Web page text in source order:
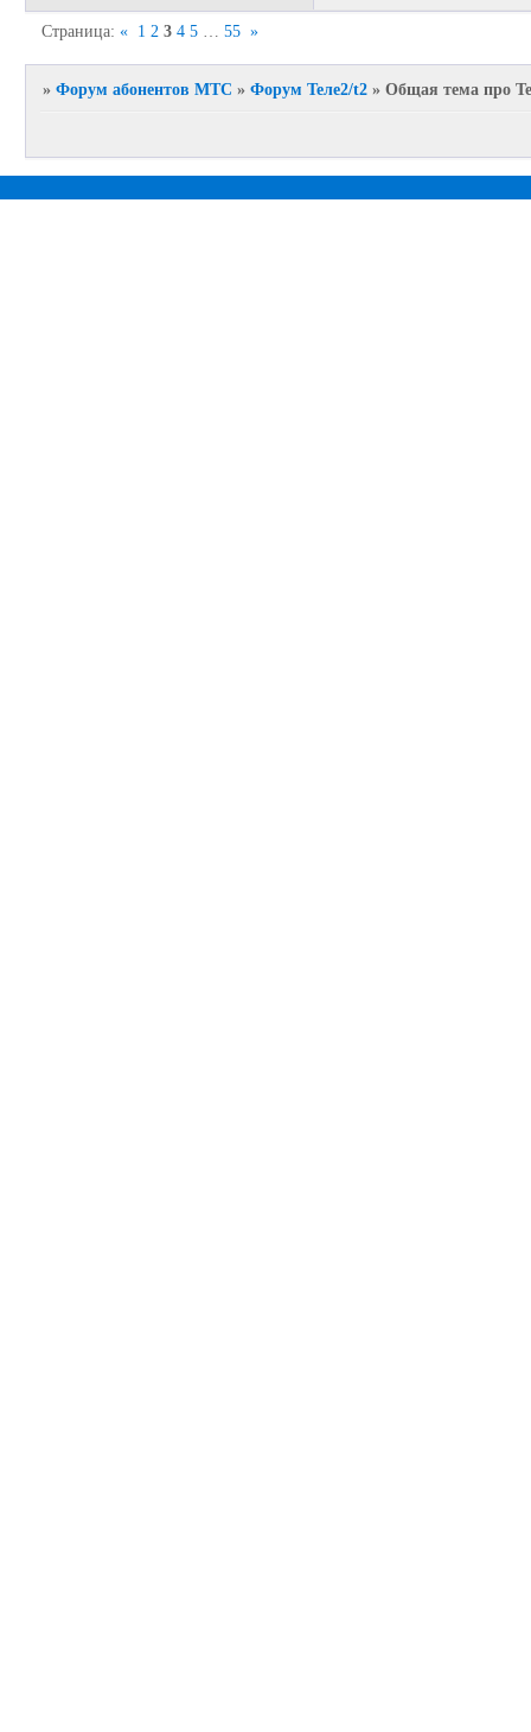
Страница:« 1 2 3 4 5 55 »
»Форум абонентов МТС »Форум Теле2/t2 »Общая тема про